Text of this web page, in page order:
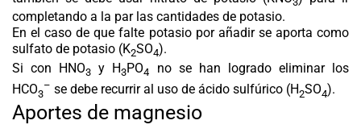
completando a la par las cantidades de potasio.
En el caso de que falte potasio por añadir se aporta como
sulfato de potasio (K2SO4).
Si con HNO3 y H3PO4
no se han logrado eliminar los
HCO3
– se debe recurrir al uso de ácido sulfúrico (H2SO4).
Aportes de magnesio